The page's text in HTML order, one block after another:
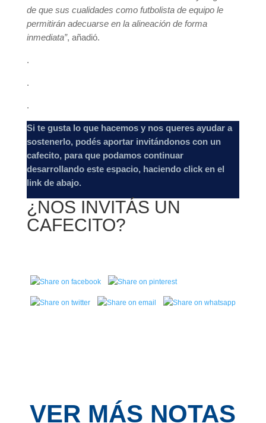
de que sus cualidades como futbolista de equipo le
permitirán adecuarse en la alineación de forma
inmediata”, añadió.
.
.
.
Si te gusta lo que hacemos y nos queres ayudar a
sostenerlo, podés aportar invitándonos con un
cafecito, para que podamos continuar
desarrollando este espacio, haciendo click en el
link de abajo.
¿NOS INVITÁS UN
CAFECITO?
VER MÁS NOTAS